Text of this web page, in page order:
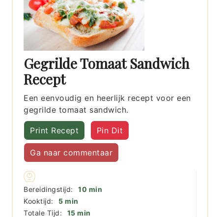
Gegrilde Tomaat Sandwich
Recept
Een eenvoudig en heerlijk recept voor een
gegrilde tomaat sandwich.
Print Recept Pin Dit
Ga naar commentaar
Bereidingstijd: 10 minuten
min
Kooktijd:
5minuten
min
Totale Tijd:
15minuten
min